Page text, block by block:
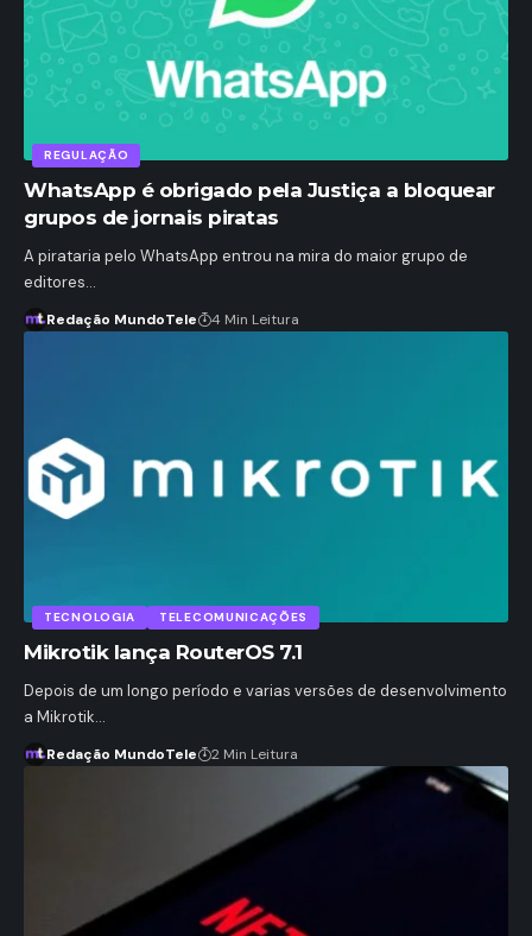
REGULAÇÃO
WhatsApp é obrigado pela Justiça a bloquear
grupos de jornais piratas
A pirataria pelo WhatsApp entrou na mira do maior grupo de
editores…
Redação MundoTele 4 Min Leitura
TECNOLOGIA TELECOMUNICAÇÕES
Mikrotik lança RouterOS 7.1
Depois de um longo período e varias versões de desenvolvimento
a Mikrotik…
Redação MundoTele 2 Min Leitura